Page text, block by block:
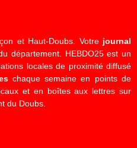
et Haut-Doubs. Votre journal
département. HEBDO25 est un
locales de proximité diffusé
chaque semaine en points de
et en boîtes aux lettres sur
du Doubs.